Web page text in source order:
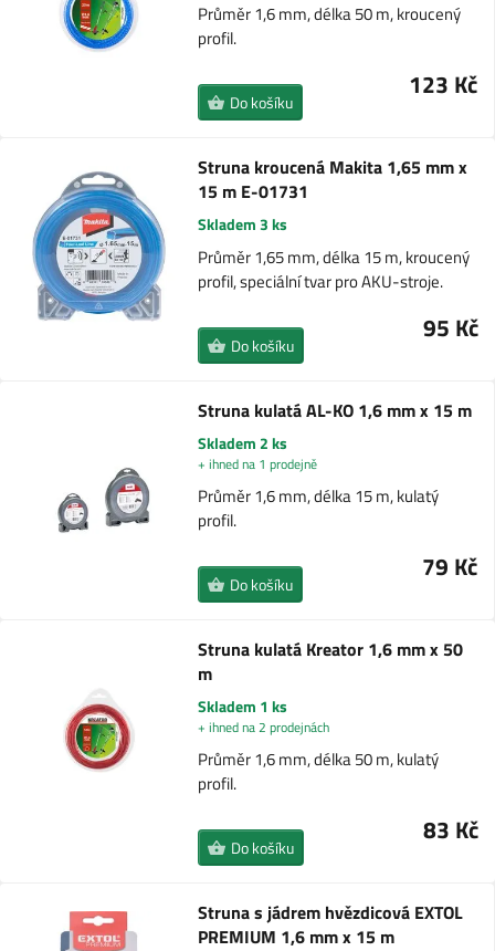
Průměr 1,6 mm, délka 50 m, kroucený
profil.
123 Kč
Do košíku
Struna kroucená Makita 1,65 mm x
15 m E-01731
Skladem 3 ks
Průměr 1,65 mm, délka 15 m, kroucený
profil, speciální tvar pro AKU-stroje.
95 Kč
Do košíku
Struna kulatá AL-KO 1,6 mm x 15 m
Skladem 2 ks
+ ihned na 1 prodejně
Průměr 1,6 mm, délka 15 m, kulatý
profil.
79 Kč
Do košíku
Struna kulatá Kreator 1,6 mm x 50
m
Skladem 1 ks
+ ihned na 2 prodejnách
Průměr 1,6 mm, délka 50 m, kulatý
profil.
83 Kč
Do košíku
Struna s jádrem hvězdicová EXTOL
PREMIUM 1,6 mm x 15 m